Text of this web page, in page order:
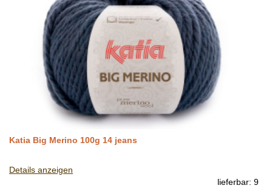
Katia Big Merino 100g 14 jeans
Details anzeigen
lieferbar: 9